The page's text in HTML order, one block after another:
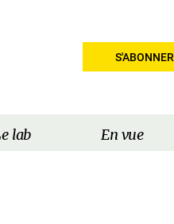
S'ABONNER
lab En vue